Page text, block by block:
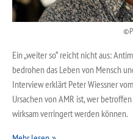
Ein „weiter so“ reicht nicht aus:
bedrohen das Leben von Mensch
Interview erklärt Peter Wiessner
Ursachen von AMR ist, wer
wirksam verringert werden können.